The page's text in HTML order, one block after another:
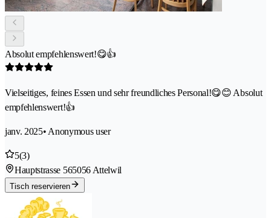
Absolut empfehlenswert!😋👍
Vielseitiges, feines Essen und sehr freundliches Personal!😋😊 Absolut
empfehlenswert!👍
janv. 2025• Anonymous user
5(3)
Hauptstrasse 565056 Attelwil
Tisch reservieren